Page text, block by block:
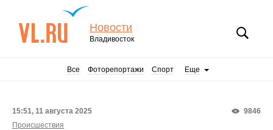
Новости
Владивосток
Все Фоторепортажи Спорт Еще
9846
15:51, 11 августа 2025
Происшествия